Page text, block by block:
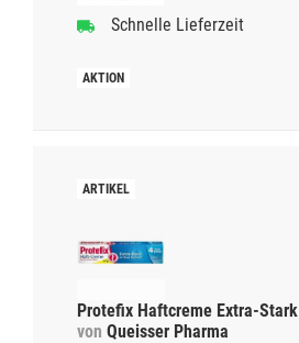
Schnelle Lieferzeit
Protefix Haftcreme Extra-Stark
von Queisser Pharma